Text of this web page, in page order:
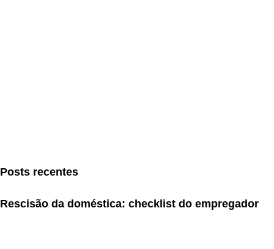
Posts recentes
Rescisão da doméstica: checklist do empregador